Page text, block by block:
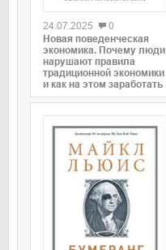
24.07.2025
0
Новая поведенческая
экономика. Почему люди
нарушают правила
традиционной экономики
и как на этом заработать